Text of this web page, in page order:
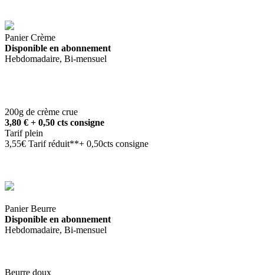
Panier Crème
Disponible en abonnement
Hebdomadaire, Bi-mensuel
200g de crème crue
3,80 € + 0,50 cts consigne
Tarif plein
3,55€ Tarif réduit**+ 0,50cts consigne
Panier Beurre
Disponible en abonnement
Hebdomadaire, Bi-mensuel
Beurre doux